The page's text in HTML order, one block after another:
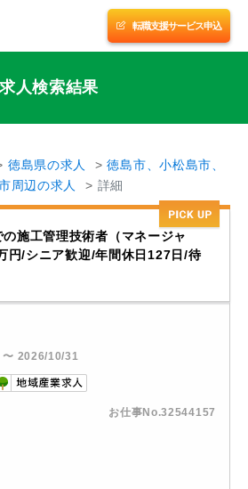
転職支援サービス申込
求人検索結果
徳島県の求人
徳島市、小松島市、
周辺の求人
詳細
施工管理技術者（マネージャ
円/シニア歓迎/年間休日127日/待
〜 2026/10/31
お仕事No.32544157
し込む
ル